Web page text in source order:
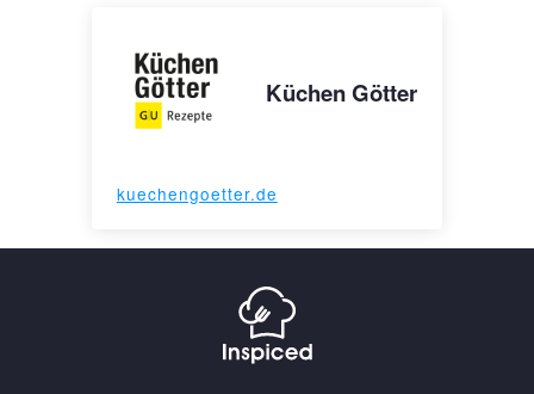
Küchen Götter
kuechengoetter.de